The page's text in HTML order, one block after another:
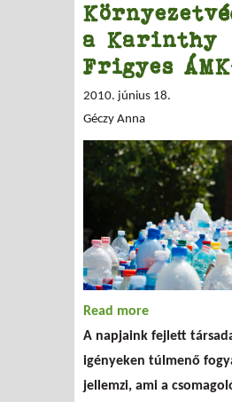
a Karinthy
Frigyes
2010. június 18.
Géczy Anna
Read more
Frigyes ÁMK-
A napjaink fejlett
igényeken túlmenő
jellemzi, ami a